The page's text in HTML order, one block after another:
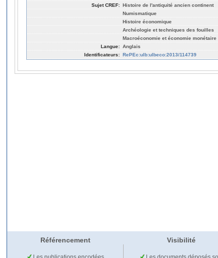
Sujet CREF: Histoire de l'antiquité ancien continent
Numismatique
Histoire économique
Archéologie et techniques des fouilles
Macroéconomie et économie monétaire
Langue: Anglais
Identificateurs: RePEc:ulb:ulbeco:2013/114739
Référencement Visibilité